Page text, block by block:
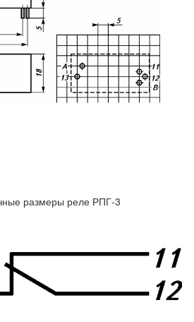
размеры реле РПГ-3